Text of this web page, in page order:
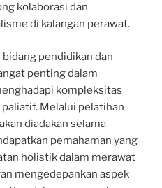
kolaborasi dan
di kalangan perawat.
pendidikan dan
penting dalam
kompleksitas
Melalui pelatihan
diadakan selama
pemahaman yang
holistik dalam merawat
mengedepankan aspek